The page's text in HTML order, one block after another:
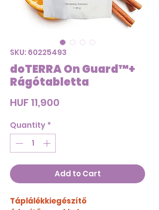
SKU: 60225493
doTERRA On Guard™+
Rágótabletta
HUF 11,900
Quantity *
Add to Cart
Táplálékkiegészítő